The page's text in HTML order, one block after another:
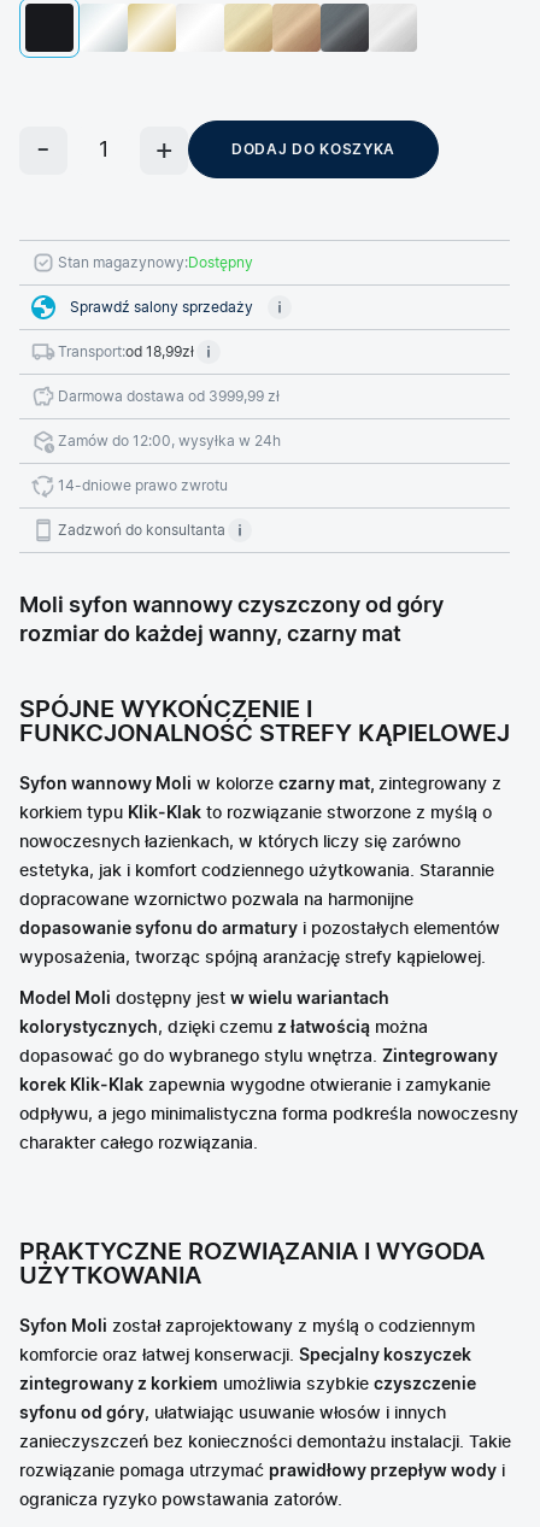
DODAJ DO KOSZYKA
Stan magazynowy:Dostępny
Sprawdź salony sprzedaży
Transport:od 18,99zł
Darmowa dostawa od 3999,99 zł
Zamów do 12:00, wysyłka w 24h
14-dniowe prawo zwrotu
Zadzwoń do konsultanta
Moli syfon wannowy czyszczony od góry
rozmiar do każdej wanny, czarny mat
SPÓJNE WYKOŃCZENIE I
FUNKCJONALNOŚĆ STREFY KĄPIELOWEJ
Syfon wannowy Moli w kolorze czarny mat, zintegrowany z
korkiem typu Klik-Klak to rozwiązanie stworzone z myślą o
nowoczesnych łazienkach, w których liczy się zarówno
estetyka, jak i komfort codziennego użytkowania. Starannie
dopracowane wzornictwo pozwala na harmonijne
dopasowanie syfonu do armatury i pozostałych elementów
wyposażenia, tworząc spójną aranżację strefy kąpielowej.
Model Moli dostępny jest w wielu wariantach
kolorystycznych, dzięki czemu z łatwością można
dopasować go do wybranego stylu wnętrza. Zintegrowany
korek Klik-Klak zapewnia wygodne otwieranie i zamykanie
odpływu, a jego minimalistyczna forma podkreśla nowoczesny
charakter całego rozwiązania.
PRAKTYCZNE ROZWIĄZANIA I WYGODA
UŻYTKOWANIA
Syfon Moli został zaprojektowany z myślą o codziennym
komforcie oraz łatwej konserwacji. Specjalny koszyczek
zintegrowany z korkiem umożliwia szybkie czyszczenie
syfonu od góry, ułatwiając usuwanie włosów i innych
zanieczyszczeń bez konieczności demontażu instalacji. Takie
rozwiązanie pomaga utrzymać prawidłowy przepływ wody i
ogranicza ryzyko powstawania zatorów.